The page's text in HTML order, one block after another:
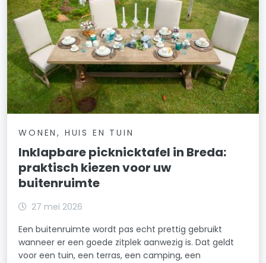
WONEN, HUIS EN TUIN
Inklapbare picknicktafel in Breda:
praktisch kiezen voor uw
buitenruimte
27 mei 2026
Een buitenruimte wordt pas echt prettig gebruikt
wanneer er een goede zitplek aanwezig is. Dat geldt
voor een tuin, een terras, een camping, een